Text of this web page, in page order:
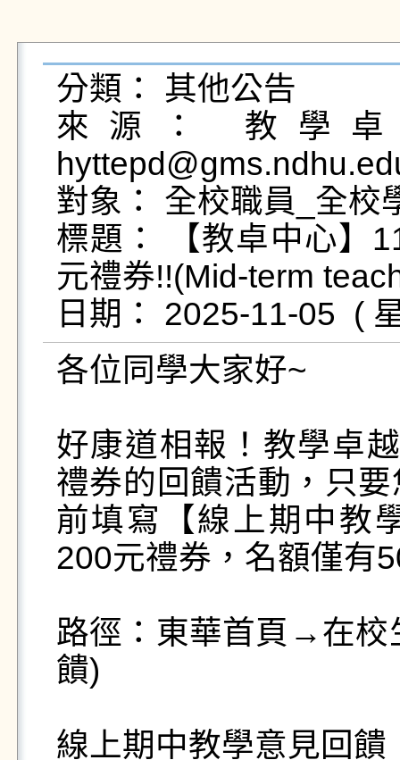
分類： 其他公告
來源： 教學
對象： 全校職員_全校
標題： 【教卓中心】
元禮券!!(Mid-term
各位同學大家好~
好康道相報！教學卓
禮券的回饋活動，只
前填寫【線上期中教
200元禮券，名額僅有
路徑：東華首頁→在
饋)